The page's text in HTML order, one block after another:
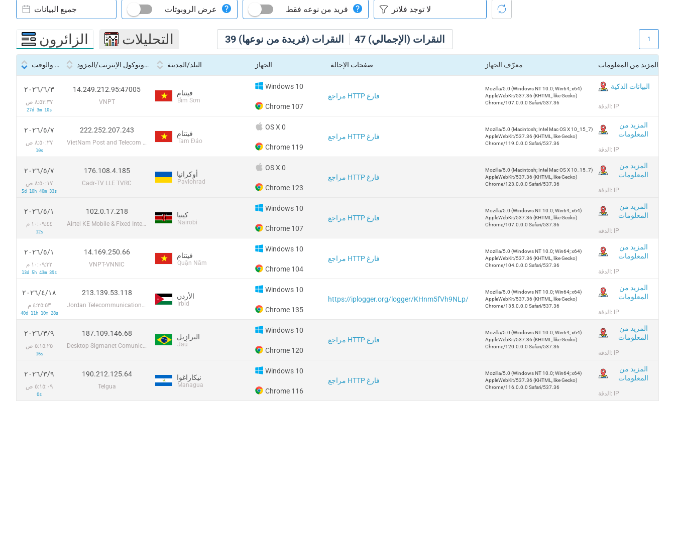
39 النقرات (فريدة من نوعها) 47 النقرات (الإجمالي)
جميع البيانات عرض الروبوتات فريد من نوعه فقط
الزائرون التحليلات 1
التاريخ والوقت بروتوكول الإنترنت/المزود البلد/المدينة الجهاز صفحات الإحالة معرّف الجهاز المزيد من المعلومات
٣‏/٦‏/٢٠٢٦
٨:٥٣:٣٧ ص
27d 3m 10s
14.249.212.95:47005
VNPT
فيتنام
Bỉm Sơn
Windows 10
Chrome 107
مراجع HTTP فارغ
Mozilla/5.0 (Windows NT 10.0; Win64; x64)
AppleWebKit/537.36 (KHTML, like Gecko)
Chrome/107.0.0.0 Safari/537.36
البيانات الذكية
الدقة: IP
٧‏/٥‏/٢٠٢٦
٨:٥٠:٢٧ ص
10s
222.252.207.243
VietNam Post and Telecom Corporation
فيتنام
Tam Đảo
OS X 0
Chrome 119
مراجع HTTP فارغ
Mozilla/5.0 (Macintosh; Intel Mac OS X 10_15_7)
AppleWebKit/537.36 (KHTML, like Gecko)
Chrome/119.0.0.0 Safari/537.36
المزيد من
المعلومات
الدقة: IP
٧‏/٥‏/٢٠٢٦
٨:٥٠:١٧ ص
5d 10h 40m 33s
176.108.4.185
Cadr-TV LLE TVRC
أوكرانيا
Pavlohrad
OS X 0
Chrome 123
مراجع HTTP فارغ
Mozilla/5.0 (Macintosh; Intel Mac OS X 10_15_7)
AppleWebKit/537.36 (KHTML, like Gecko)
Chrome/123.0.0.0 Safari/537.36
المزيد من
المعلومات
الدقة: IP
١‏/٥‏/٢٠٢٦
١٠:٠٩:٤٤ م
12s
102.0.17.218
Airtel KE Mobile & Fixed Internet
كينيا
Nairobi
Windows 10
Chrome 107
مراجع HTTP فارغ
Mozilla/5.0 (Windows NT 10.0; Win64; x64)
AppleWebKit/537.36 (KHTML, like Gecko)
Chrome/107.0.0.0 Safari/537.36
المزيد من
المعلومات
الدقة: IP
١‏/٥‏/٢٠٢٦
١٠:٠٩:٣٢ م
13d 5h 43m 39s
14.169.250.66
VNPT-VNNIC
فيتنام
Quận Năm
Windows 10
Chrome 104
مراجع HTTP فارغ
Mozilla/5.0 (Windows NT 10.0; Win64; x64)
AppleWebKit/537.36 (KHTML, like Gecko)
Chrome/104.0.0.0 Safari/537.36
المزيد من
المعلومات
الدقة: IP
١٨‏/٤‏/٢٠٢٦
٤:٢٥:٥٣ م
40d 11h 10m 28s
213.139.53.118
Jordan Telecommunications PSC
الأردن
Irbid
Windows 10
Chrome 135
https://iplogger.org/logger/KHnm5fVh9NLp/
Mozilla/5.0 (Windows NT 10.0; Win64; x64)
AppleWebKit/537.36 (KHTML, like Gecko)
Chrome/135.0.0.0 Safari/537.36
المزيد من
المعلومات
الدقة: IP
٩‏/٣‏/٢٠٢٦
٥:١٥:٢٥ ص
16s
187.109.146.68
Desktop Sigmanet Comunicação Multimídia SA
البرازيل
Jaú
Windows 10
Chrome 120
مراجع HTTP فارغ
Mozilla/5.0 (Windows NT 10.0; Win64; x64)
AppleWebKit/537.36 (KHTML, like Gecko)
Chrome/120.0.0.0 Safari/537.36
المزيد من
المعلومات
الدقة: IP
٩‏/٣‏/٢٠٢٦
٥:١٥:٠٩ ص
0s
190.212.125.64
Telgua
نيكاراغوا
Managua
Windows 10
Chrome 116
مراجع HTTP فارغ
Mozilla/5.0 (Windows NT 10.0; Win64; x64)
AppleWebKit/537.36 (KHTML, like Gecko)
Chrome/116.0.0.0 Safari/537.36
المزيد من
المعلومات
الدقة: IP